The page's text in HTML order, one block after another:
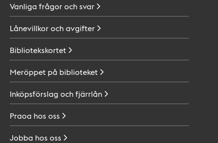
Vanliga frågor ochsvar
Lånevillkor ochavgifter
Bibliotekskortet
Meröppet på biblioteket
Inköpsförslag ochfjärrlån
Praoa hos oss
Jobba hos oss